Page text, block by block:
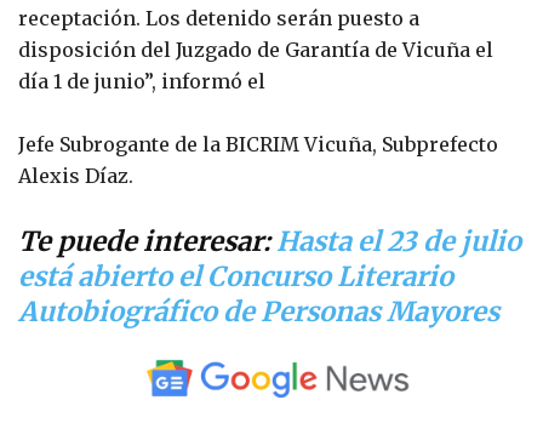
receptación. Los detenido serán puesto a
disposición del Juzgado de Garantía de Vicuña el
día 1 de junio”, informó el
Jefe Subrogante de la BICRIM Vicuña, Subprefecto
Alexis Díaz.
Te puede interesar:Hasta el 23 de julio
está abierto el Concurso Literario
Autobiográfico de Personas Mayores